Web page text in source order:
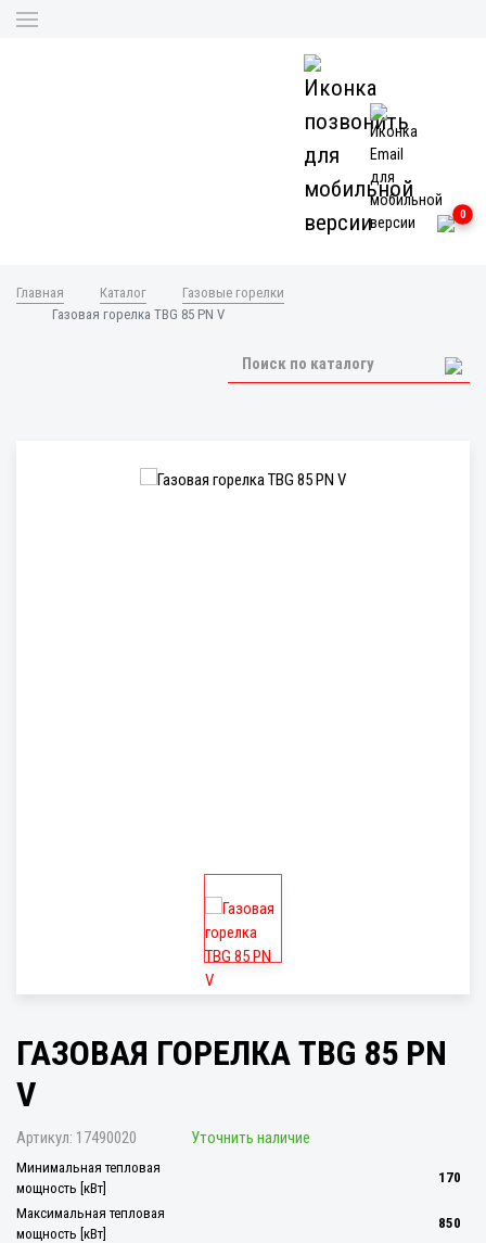
0
Главная Каталог
Газовые горелки
Газовая горелка TBG 85 PN V
ГАЗОВАЯ ГОРЕЛКА TBG 85 PN
V
Артикул: 17490020 Уточнить наличие
Минимальная тепловая
мощность [кВт]
170
Максимальная тепловая
мощность [кВт]
850